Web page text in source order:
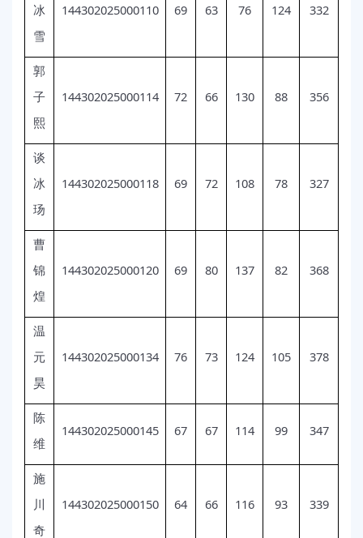
冰
雪
144302025000110 69 63 76 124 332
郭
子
熙
144302025000114 72 66 130 88 356
谈
冰
玚
144302025000118 69 72 108 78 327
曹
锦
煌
144302025000120 69 80 137 82 368
温
元
昊
144302025000134 76 73 124 105 378
陈
维
144302025000145 67 67 114 99 347
施
川
奇
144302025000150 64 66 116 93 339